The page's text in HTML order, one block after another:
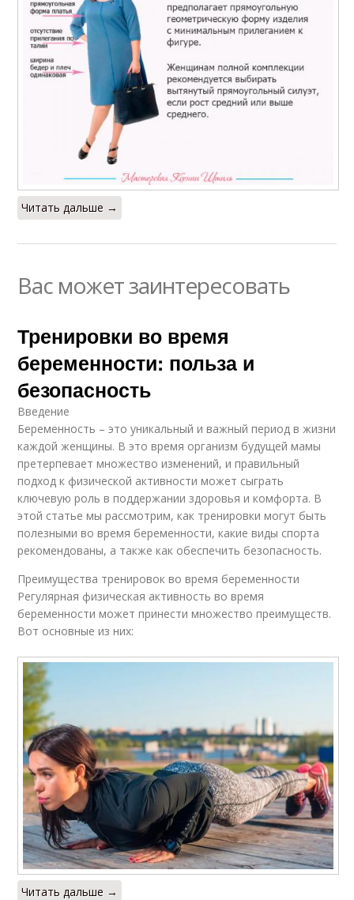
Читать дальше →
Вас может заинтересовать
Тренировки во время
беременности: польза и
безопасность
Введение
Беременность – это уникальный и важный период в жизни
каждой женщины. В это время организм будущей мамы
претерпевает множество изменений, и правильный
подход к физической активности может сыграть
ключевую роль в поддержании здоровья и комфорта. В
этой статье мы рассмотрим, как тренировки могут быть
полезными во время беременности, какие виды спорта
рекомендованы, а также как обеспечить безопасность.
Преимущества тренировок во время беременности
Регулярная физическая активность во время
беременности может принести множество преимуществ.
Вот основные из них:
Читать дальше →